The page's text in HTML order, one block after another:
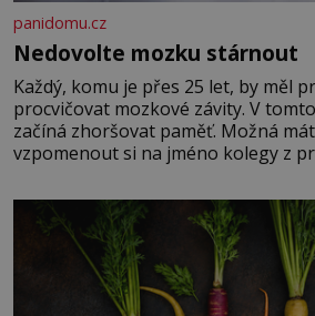
panidomu.cz
Nedovolte mozku stárnout
Každý, komu je přes 25 let, by měl
procvičovat mozkové závity. V
začíná zhoršovat paměť. Možná
vzpomenout si na jméno kolegy z
Je to opravdu tak, s věkem jako
rozhodla stávkovat. Cvičte